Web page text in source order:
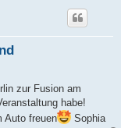
zur Fusion am
habe!
Auto freuen
Sophia